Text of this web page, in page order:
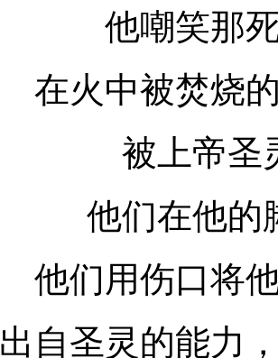
他嘲笑那
在火中被焚烧
被上帝圣
他们在他的
他们用伤口将
出自圣灵的能力